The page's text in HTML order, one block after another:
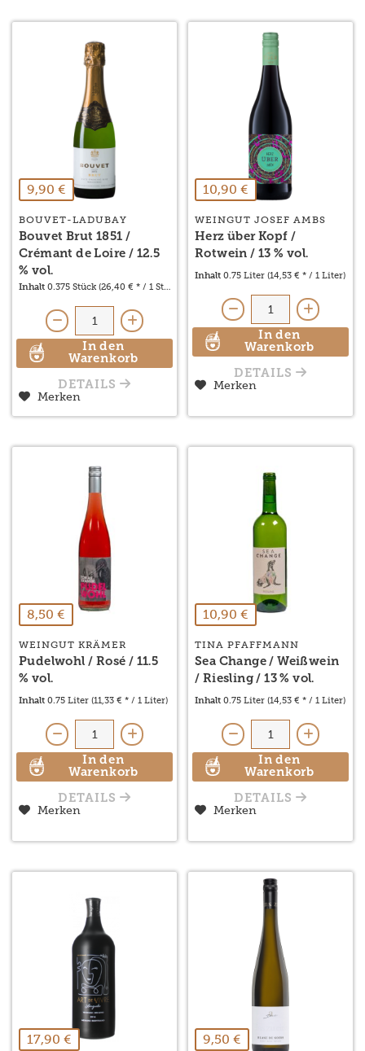
9,90 €
BOUVET-LADUBAY
Bouvet Brut 1851 /
Crémant de Loire / 12.5
% vol.
Inhalt 0.375 Stück (26,40 € * / 1 Stück)
In den
Warenkorb
DETAILS
Merken
10,90 €
WEINGUT JOSEF AMBS
Herz über Kopf /
Rotwein / 13 % vol.
Inhalt 0.75 Liter (14,53 € * / 1 Liter)
In den
Warenkorb
DETAILS
Merken
8,50 €
WEINGUT KRÄMER
Pudelwohl / Rosé / 11.5
% vol.
Inhalt 0.75 Liter (11,33 € * / 1 Liter)
In den
Warenkorb
DETAILS
Merken
10,90 €
TINA PFAFFMANN
Sea Change / Weißwein
/ Riesling / 13 % vol.
Inhalt 0.75 Liter (14,53 € * / 1 Liter)
In den
Warenkorb
DETAILS
Merken
17,90 € 9,50 €